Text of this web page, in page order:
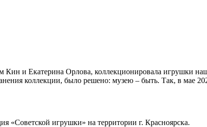
и Екатерина Орлова, коллекционировала игрушки
коллекции, было решено: музею – быть. Так, в мае
«Советской игрушки» на территории г. Красноярска.